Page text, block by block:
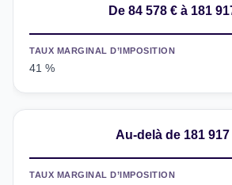
De 84 578 € à 181
TAUX MARGINAL D’IMPOSITION
41 %
Au-delà de 181 917
TAUX MARGINAL D’IMPOSITION